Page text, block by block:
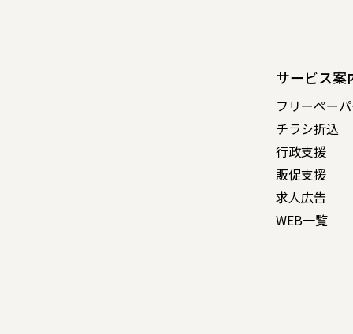
サービス案
フリーペー
チラシ折込
行政支援
販促支援
求人広告
WEB一覧